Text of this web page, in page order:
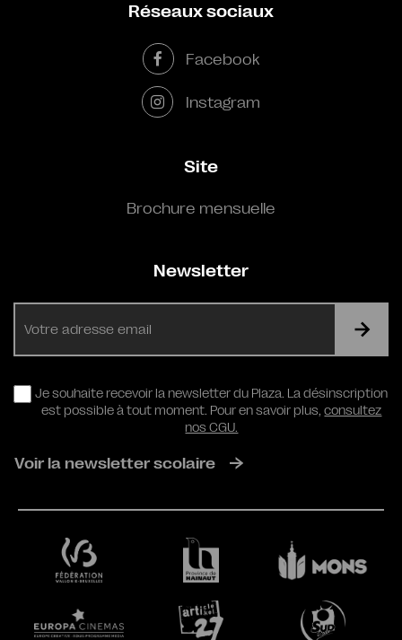
Réseaux sociaux
Facebook
Instagram
Site
Brochure mensuelle
Newsletter
RGPD
Je souhaite recevoir la newsletter du Plaza. La désinscription
est possible à tout moment. Pour en savoir plus,consultez
nos CGU.
Voir la newsletter scolaire